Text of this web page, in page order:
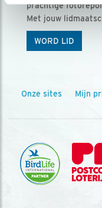
prachtige
Met jouw
WORD LID
Onze sites Mijn